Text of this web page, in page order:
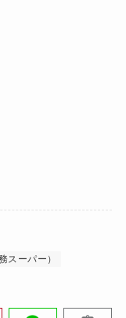
スーパー）